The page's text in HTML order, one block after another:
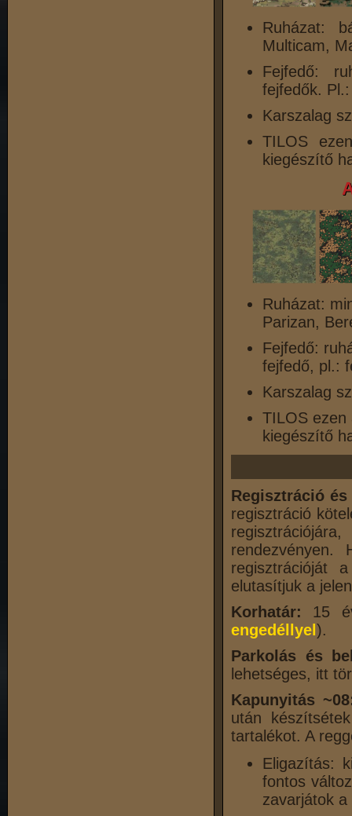
Ruházat:
Multicam,
Fejfedő:
fejfedők.
Karszalag
TILOS
kiegészítő
Ruházat:
Parizan,
Fejfedő:
fejfedő, pl.:
Karszalag
TILOS ezen
kiegészítő
Regisztráció
regisztráció
regisztrációját
elutasítjuk a
Korhatár: 15
engedéllyel ).
Parkolás és
lehetséges, itt
Kapunyitás
után
tartalékot. A
Eligazítás:
fontos
zavarjátok